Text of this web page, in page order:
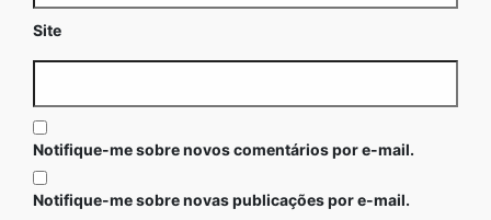
Site
Notifique-me sobre novos comentários por e-mail.
Notifique-me sobre novas publicações por e-mail.